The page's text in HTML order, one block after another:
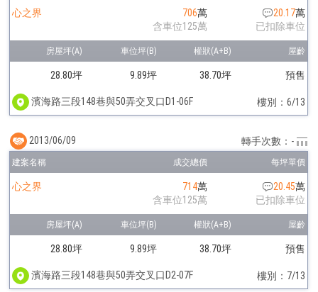
心之界 706萬
含車位125萬
20.17萬
已扣除車位
28.80坪 9.89坪 38.70坪 預售
濱海路三段148巷與50弄交叉口D1-06F 樓別：6/13
心之界 714萬
含車位125萬
20.45萬
已扣除車位
28.80坪 9.89坪 38.70坪 預售
濱海路三段148巷與50弄交叉口D2-07F 樓別：7/13
2013/06/09 轉手次數：-